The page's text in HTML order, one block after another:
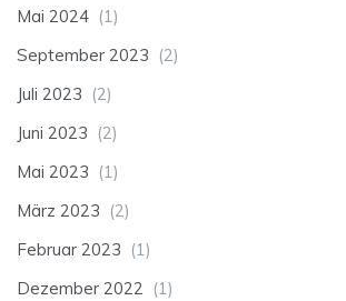
Mai 2024 (1)
September 2023 (2)
Juli 2023 (2)
Juni 2023 (2)
Mai 2023 (1)
März 2023 (2)
Februar 2023 (1)
Dezember 2022 (1)